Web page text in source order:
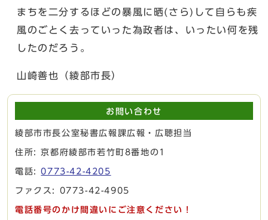
まちを二分するほどの暴風に晒(さら)して自らも疾
風のごとく去っていった為政者は、いったい何を残
したのだろう。
山崎善也（綾部市長）
お問い合わせ
綾部市市長公室秘書広報課広報・広聴担当
住所: 京都府綾部市若竹町8番地の1
電話:0773-42-4205
ファクス: 0773-42-4905
電話番号のかけ間違いにご注意ください！